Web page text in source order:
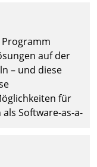
Programm
auf der
– und diese
für
Software-as-a-